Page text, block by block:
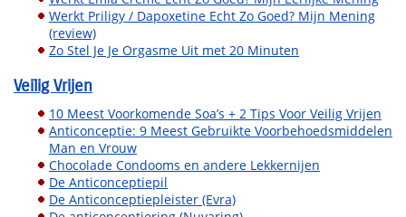
Werkt Priligy / Dapoxetine Echt Zo Goed? Mijn Mening
(review)
Zo Stel Je Je Orgasme Uit met 20 Minuten
Veilig Vrijen
10 Meest Voorkomende Soa’s + 2 Tips Voor Veilig Vrijen
Anticonceptie: 9 Meest Gebruikte Voorbehoedsmiddelen
Man en Vrouw
Chocolade Condooms en andere Lekkernijen
De Anticonceptiepil
De Anticonceptiepleister (Evra)